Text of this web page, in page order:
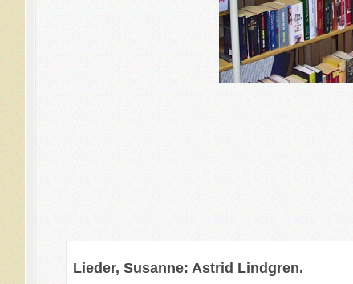
Lieder, Susanne: Astrid Lindgren.